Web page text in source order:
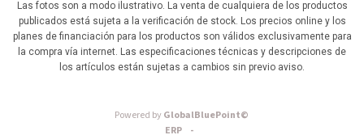
Las fotos son a modo ilustrativo. La venta de cualquiera de los productos
publicados está sujeta a la verificación de stock. Los precios online y los
planes de financiación para los productos son válidos exclusivamente para
la compra vía internet. Las especificaciones técnicas y descripciones de
los artículos están sujetas a cambios sin previo aviso.
Powered byGlobalBluePoint©
ERP -